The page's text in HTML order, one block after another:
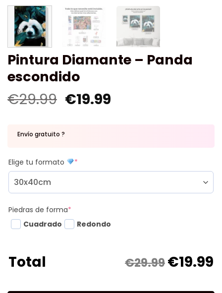
Pintura Diamante – Panda
escondido
€29.99 €19.99
Envío gratuito ?
Elige tu formato *
Piedras de forma*
Cuadrado
Redondo
Total €29.99€19.99